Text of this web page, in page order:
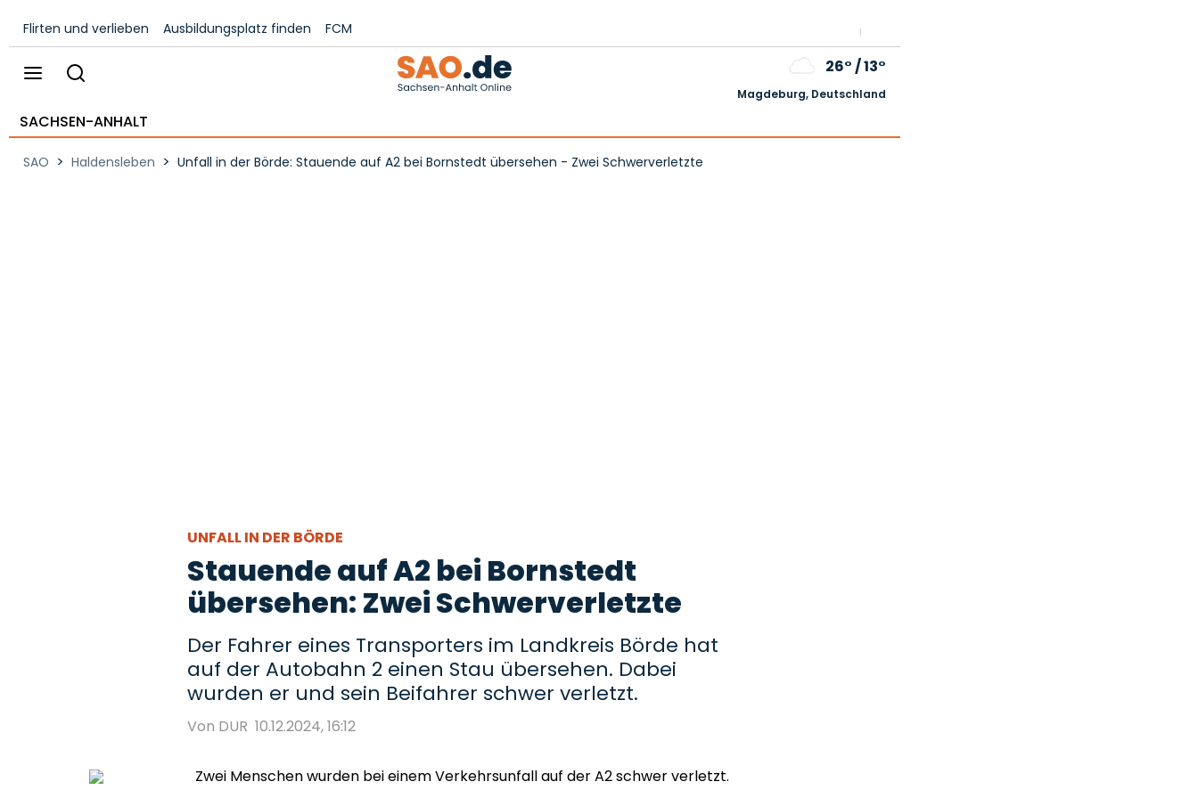
Flirten und verlieben Ausbildungsplatz finden FCM
26°/13°
Magdeburg, Deutschland
SACHSEN-ANHALT
SAO > Haldensleben > Unfall in der Börde: Stauende auf A2 bei Bornstedt übersehen - Zwei Schwerverletzte
UNFALL IN DER BÖRDE
Stauende auf A2 bei Bornstedt
übersehen: Zwei Schwerverletzte
Der Fahrer eines Transporters im Landkreis Börde hat
auf der Autobahn 2 einen Stau übersehen. Dabei
wurden er und sein Beifahrer schwer verletzt.
Von DUR 10.12.2024, 16:12